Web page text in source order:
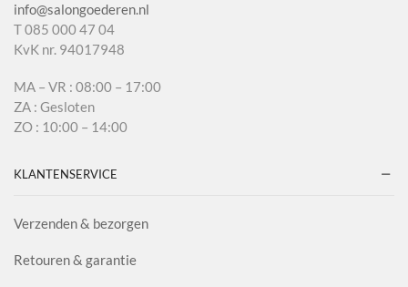
info@salongoederen.nl
T 085 000 47 04
KvK nr. 94017948
MA – VR : 08:00 – 17:00
ZA : Gesloten
ZO : 10:00 – 14:00
KLANTENSERVICE
Verzenden & bezorgen
Retouren & garantie